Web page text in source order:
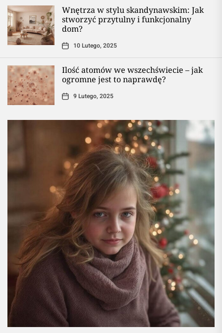
Wnętrza w stylu skandynawskim: Jak
stworzyć przytulny i funkcjonalny
dom?
10 Lutego, 2025
Ilość atomów we wszechświecie – jak
ogromne jest to naprawdę?
9 Lutego, 2025